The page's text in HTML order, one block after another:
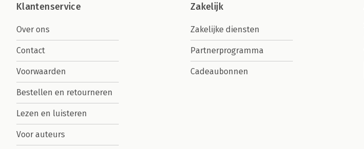
Klantenservice
Over ons
Contact
Voorwaarden
Bestellen en retourneren
Lezen en luisteren
Voor auteurs
Zakelijk
Zakelijke diensten
Partnerprogramma
Cadeaubonnen